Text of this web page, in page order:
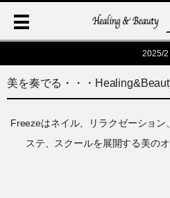
2025/2
美を奏でる・・・
Freezeはネイル、リラクゼーショ
ステ、スクールを展開する美の